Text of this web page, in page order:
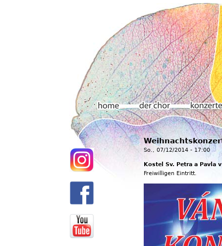
So., 07/12/2014 - 17:00
Kostel Sv. Petra a Pavla
Freiwilligen Eintritt.
Hauptmenü
Home Der chor Konzerte